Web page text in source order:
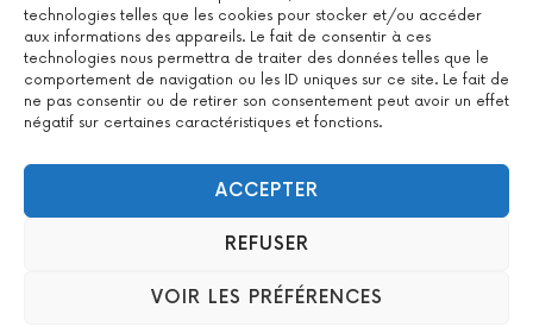
technologies telles que les cookies pour stocker et/ou accéder
aux informations des appareils. Le fait de consentir à ces
technologies nous permettra de traiter des données telles que le
comportement de navigation ou les ID uniques sur ce site. Le fait de
ne pas consentir ou de retirer son consentement peut avoir un effet
négatif sur certaines caractéristiques et fonctions.
ACCEPTER
REFUSER
VOIR LES PRÉFÉRENCES
La certification qualité a été délivrée au titre de la catégorie
suivante : actions de formations.Voir le certificat
2022 All Positive – Tous droits réservés –Contact